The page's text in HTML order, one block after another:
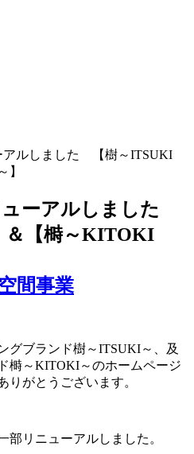
アルしました 【樹～ITSUKI
】
ーアルしました
＆【榯～KITOKI
間事業
グブランド樹～ITSUKI～、及
榯～KITOKI～のホームページ
りがとうございます。
部リニューアルしました。